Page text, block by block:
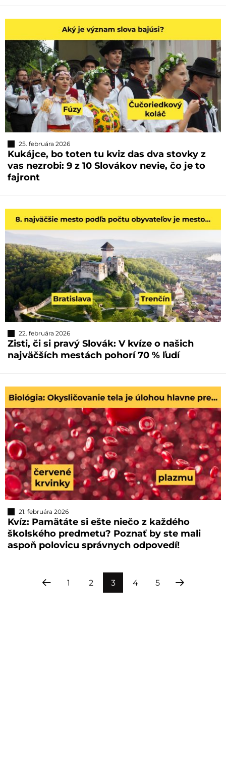
25. februára 2026
Kukájce, bo toten tu kviz das dva stovky z
vas nezrobi: 9 z 10 Slovákov nevie, čo je to
fajront
22. februára 2026
Zisti, či si pravý Slovák: V kvíze o našich
najväčších mestách pohorí 70 % ľudí
21. februára 2026
Kvíz: Pamätáte si ešte niečo z každého
školského predmetu? Poznať by ste mali
aspoň polovicu správnych odpovedí!
1 2 3 4 5